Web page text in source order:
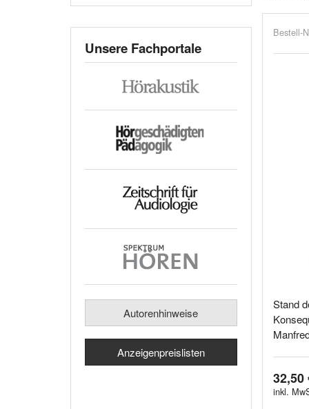
Bestell-
Stand
32,50
inkl.
Unsere Fachportale
Autorenhinweise
Anzeigenpreislisten